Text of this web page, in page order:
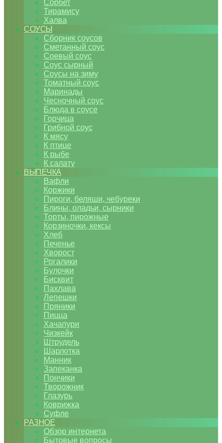
Сорбет
Тирамису
Халва
СОУСЫ
Сборник соусов
Сметанный соус
Соевый соус
Соус сырный
Соусы на зиму
Томатный соус
Маринады
Чесночный соус
Блюда в соусе
Горчица
Грибной соус
К мясу
К птице
К рыбе
К салату
ВЫПЕЧКА
Вафли
Коржики
Пироги, беляши, чебуреки
Блины, оладьи, сырники
Торты, пирожные
Корзиночки, кексы
Хлеб
Печенье
Хворост
Рогалики
Булочки
Бисквит
Пахлава
Лепешки
Пряники
Пицца
Хачапури
Чизкейк
Штрудель
Шарлотка
Манник
Запеканка
Пончики
Творожник
Глазурь
Коврижка
Суфле
РАЗНОЕ
Обзор интернета
Бытовые вопросы